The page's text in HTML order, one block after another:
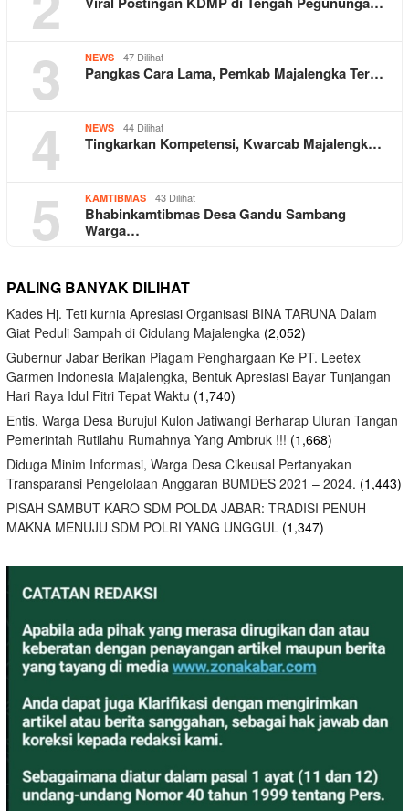
3 NEWS 47 Dilihat
Pangkas Cara Lama, Pemkab Majalengka Ter…
4 NEWS 44 Dilihat
Tingkarkan Kompetensi, Kwarcab Majalengk…
5 KAMTIBMAS 43 Dilihat
Bhabinkamtibmas Desa Gandu Sambang
Warga…
PALING BANYAK DILIHAT
Kades Hj. Teti kurnia Apresiasi Organisasi BINA TARUNA Dalam
Giat Peduli Sampah di Cidulang Majalengka (2,052)
Gubernur Jabar Berikan Piagam Penghargaan Ke PT. Leetex
Garmen Indonesia Majalengka, Bentuk Apresiasi Bayar Tunjangan
Hari Raya Idul Fitri Tepat Waktu (1,740)
Entis, Warga Desa Burujul Kulon Jatiwangi Berharap Uluran Tangan
Pemerintah Rutilahu Rumahnya Yang Ambruk !!! (1,668)
Diduga Minim Informasi, Warga Desa Cikeusal Pertanyakan
Transparansi Pengelolaan Anggaran BUMDES 2021 – 2024. (1,443)
PISAH SAMBUT KARO SDM POLDA JABAR: TRADISI PENUH
MAKNA MENUJU SDM POLRI YANG UNGGUL (1,347)